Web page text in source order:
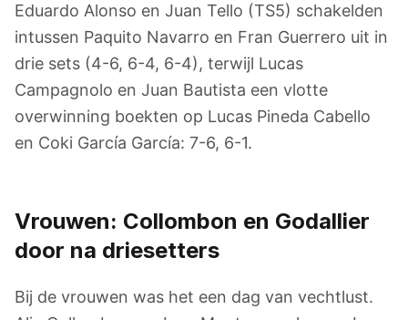
Eduardo Alonso en Juan Tello (TS5) schakelden
intussen Paquito Navarro en Fran Guerrero uit in
drie sets (4-6, 6-4, 6-4), terwijl Lucas
Campagnolo en Juan Bautista een vlotte
overwinning boekten op Lucas Pineda Cabello
en Coki García García: 7-6, 6-1.
Vrouwen: Collombon en Godallier
door na driesetters
Bij de vrouwen was het een dag van vechtlust.